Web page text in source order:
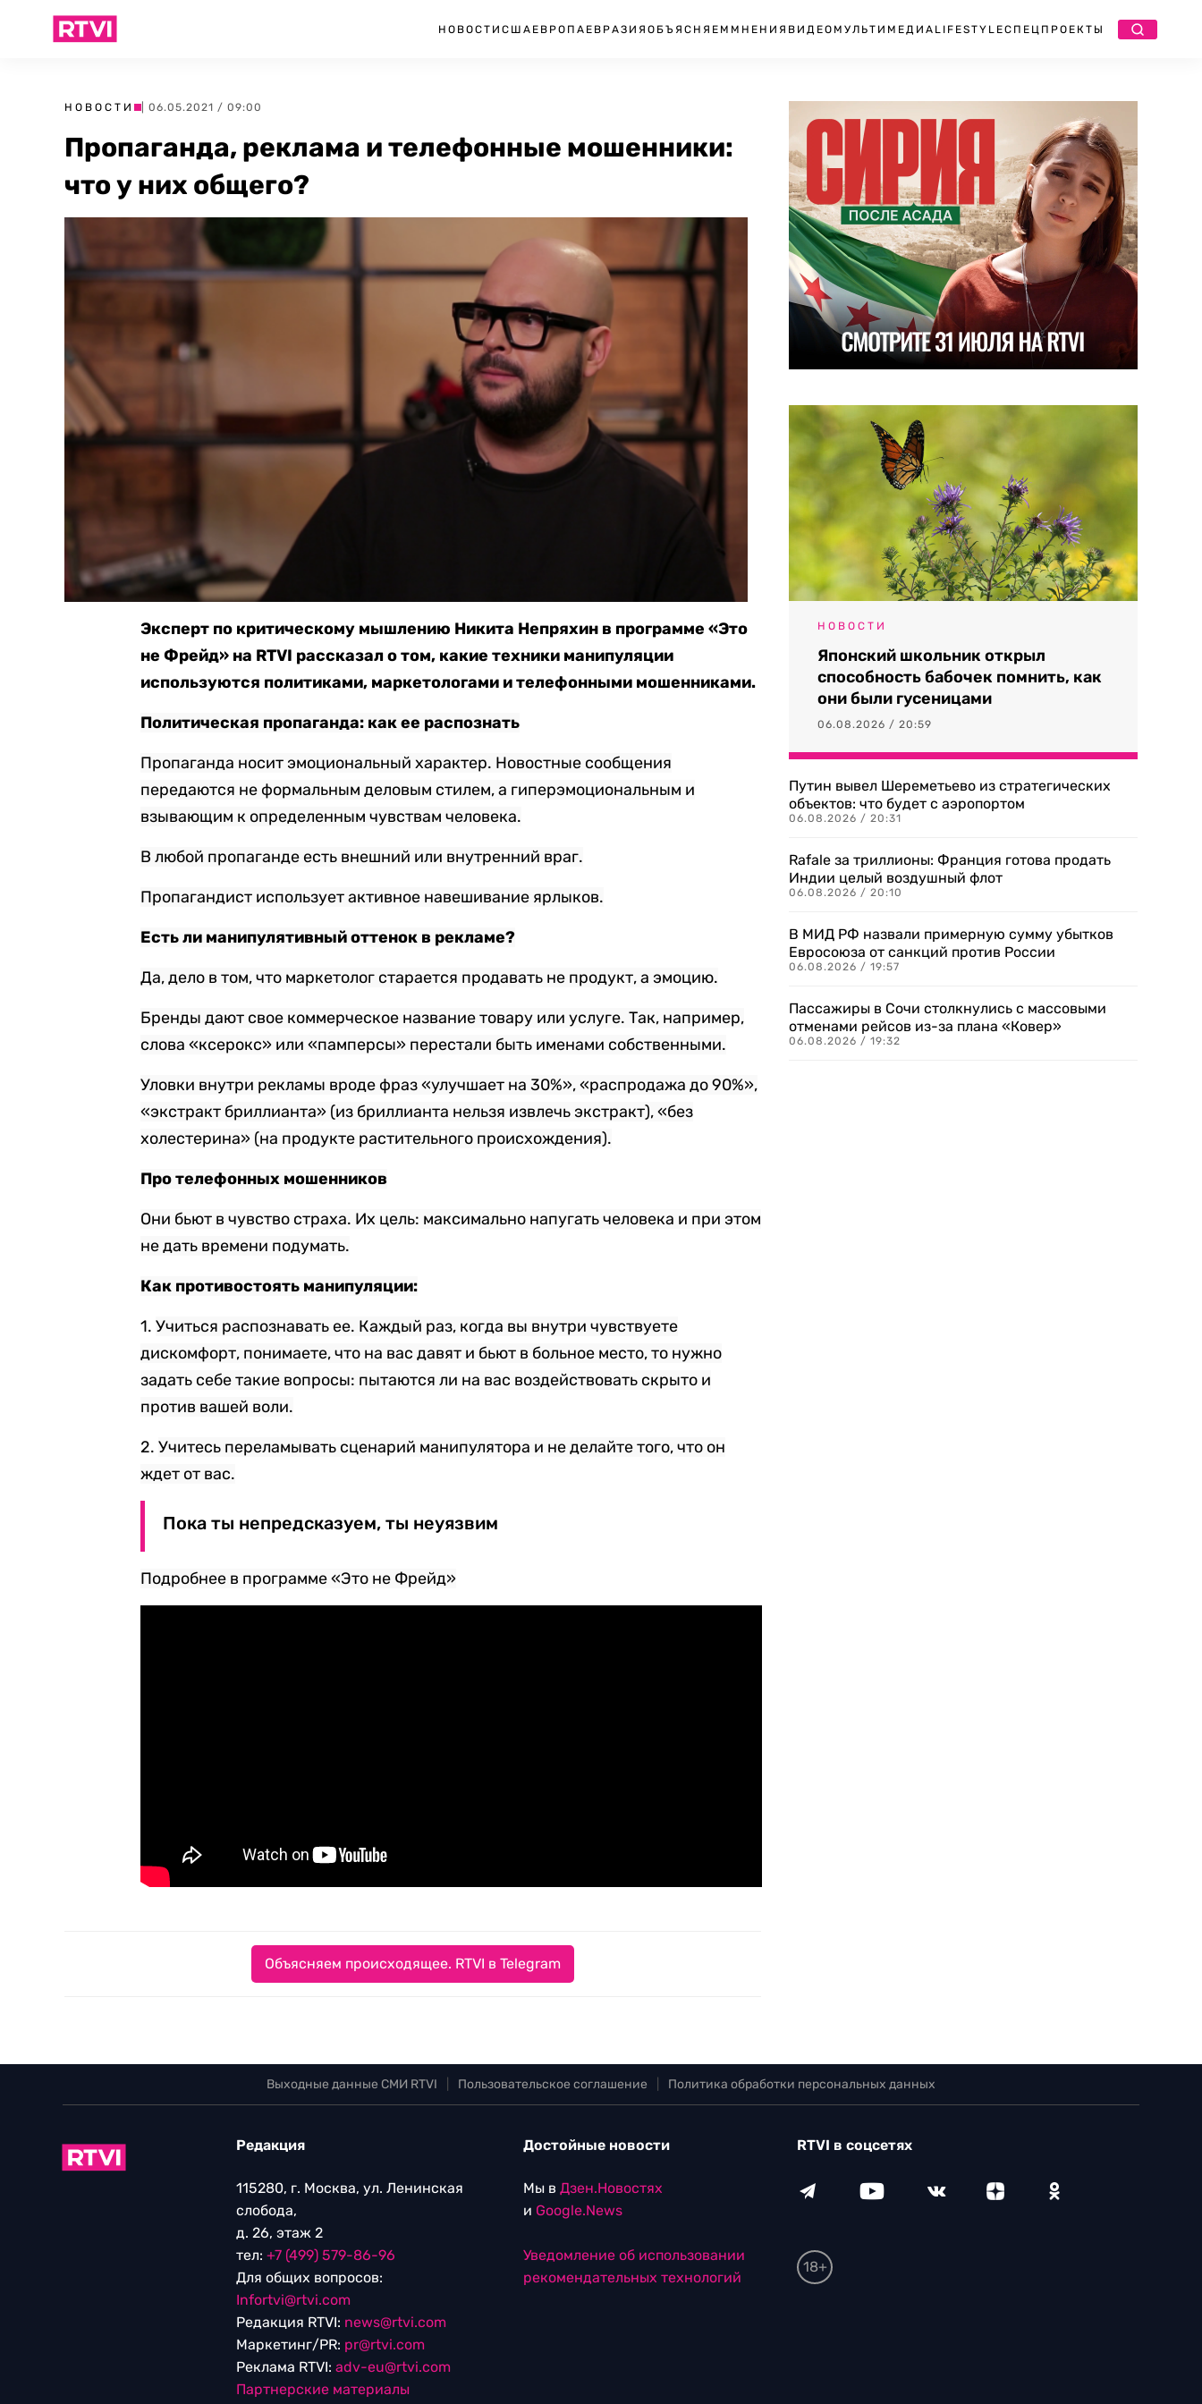
НОВОСТИ США ЕВРОПА ЕВРАЗИЯ ОБЪЯСНЯЕМ МНЕНИЯ ВИДЕО МУЛЬТИМЕДИА LIFESTYLEСПЕЦПРОЕКТЫ
НОВОСТИ | 06.05.2021 / 09:00
Пропаганда, реклама и телефонные мошенники:
что у них общего?
Эксперт по критическому мышлению Никита Непряхин в программе «Это
не Фрейд» на RTVI рассказал о том, какие техники манипуляции
используются политиками, маркетологами и телефонными мошенниками.
Политическая пропаганда: как ее распознать
Пропаганда носит эмоциональный характер. Новостные сообщения
передаются не формальным деловым стилем, а гиперэмоциональным и
взывающим к определенным чувствам человека.
В любой пропаганде есть внешний или внутренний враг.
Пропагандист использует активное навешивание ярлыков.
Есть ли манипулятивный оттенок в рекламе?
Да, дело в том, что маркетолог старается продавать не продукт, а эмоцию.
Бренды дают свое коммерческое название товару или услуге. Так, например,
слова «ксерокс» или «памперсы» перестали быть именами собственными.
Уловки внутри рекламы вроде фраз «улучшает на 30%», «распродажа до 90%»,
«экстракт бриллианта» (из бриллианта нельзя извлечь экстракт), «без
холестерина» (на продукте растительного происхождения).
Про телефонных мошенников
Они бьют в чувство страха. Их цель: максимально напугать человека и при этом
не дать времени подумать.
Как противостоять манипуляции:
1.Учиться распознавать ее. Каждый раз, когда вы внутри чувствуете
дискомфорт, понимаете, что на вас давят и бьют в больное место, то нужно
задать себе такие вопросы: пытаются ли на вас воздействовать скрыто и
против вашей воли.
2.Учитесь переламывать сценарий манипулятора и не делайте того, что он
ждет от вас.
Пока ты непредсказуем, ты неуязвим
Подробнее в программе «Это не Фрейд»
Объясняем происходящее. RTVI в Telegram
НОВОСТИ
Японский школьник открыл
способность бабочек помнить, как
они были гусеницами
06.08.2026 / 20:59
Путин вывел Шереметьево из стратегических
объектов: что будет с аэропортом
06.08.2026 / 20:31
Rafale за триллионы: Франция готова продать
Индии целый воздушный флот
06.08.2026 / 20:10
В МИД РФ назвали примерную сумму убытков
Евросоюза от санкций против России
06.08.2026 / 19:57
Пассажиры в Сочи столкнулись с массовыми
отменами рейсов из-за плана «Ковер»
06.08.2026 / 19:32
Выходные данные СМИ RTVI Пользовательское соглашение Политика обработки персональных данных
Редакция
115280, г. Москва, ул. Ленинская
слобода,
д. 26, этаж 2
тел: +7 (499) 579-86-96
Для общих вопросов:
Infortvi@rtvi.com
Редакция RTVI: news@rtvi.com
Маркетинг/PR: pr@rtvi.com
Реклама RTVI: adv-eu@rtvi.com
Партнерские материалы
Достойные новости
Мы в Дзен.Новостях
и Google.News
Уведомление об использовании
рекомендательных технологий
RTVI в соцсетях
18+